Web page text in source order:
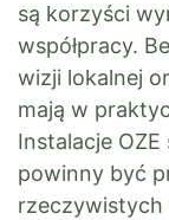
są korzyści
współpracy.
wizji lokalnej
mają w
Instalacje
powinny być
rzeczywistych